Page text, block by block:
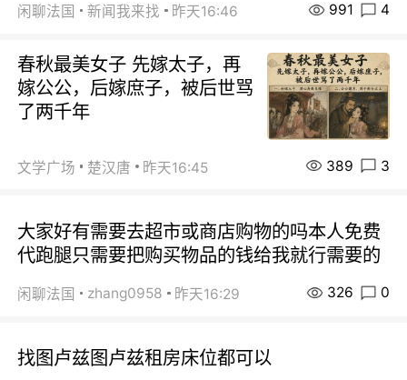
闲聊法国 新闻我来找 昨天16:46 991 4
春秋最美女子 先嫁太子，再
嫁公公，后嫁庶子，被后世骂
了两千年
文学广场 楚汉唐 昨天16:45 389 3
大家好有需要去超市或商店购物的吗本人免费
代跑腿只需要把购买物品的钱给我就行需要的
闲聊法国 zhang0958 昨天16:29 326 0
找图卢兹图卢兹租房床位都可以